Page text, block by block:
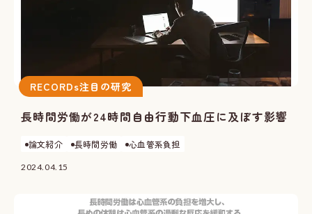
RECORDs注目の研究
長時間労働が24時間自由行動下血圧に及ぼす影響
論文紹介 長時間労働 心血管系負担
2024.04.15